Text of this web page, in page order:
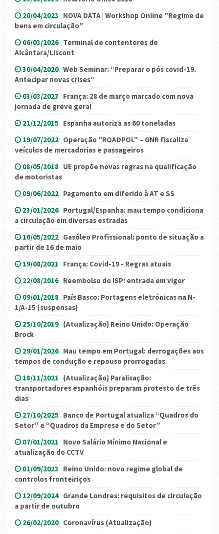
20/04/2023 NOVA DATA | Workshop Online "Regime de
bens em circulação"
06/03/2026 Terminal de contentores de
Alcântara/Liscont
30/04/2020 Web Seminar: “Preparar o pós covid-19.
Antecipar novas crises”
03/03/2023 França: 28 de março marcado com nova
jornada de greve geral
21/12/2015 Espanha autoriza as 60 toneladas
19/07/2022 Operação "ROADPOL" – GNR fiscaliza
veículos de mercadorias e passageiros
08/05/2018 UE propõe novas regras na qualificação
de motoristas
09/06/2022 Pagamento em diferido à AT e SS
23/01/2026 Portugal/Espanha: mau tempo condiciona
a circulação em diversas estradas
16/05/2022 Gasóleo Profissional: ponto de situação a
partir de 16 de maio
19/08/2021 França: Covid-19 - Regras atuais
22/08/2016 Reembolso do ISP: entrada em vigor
09/01/2018 País Basco: Portagens eletrónicas na N-
1/A-15 (suspensas)
25/10/2019 (Atualização) Reino Unido: Operação
Brock
29/01/2026 Mau tempo em Portugal: derrogações aos
tempos de condução e repouso prorrogadas
18/11/2021 (Atualização) Paralisação:
transportadores espanhóis preparam protesto de três
dias
27/10/2025 Banco de Portugal atualiza “Quadros do
Setor” e “Quadros da Empresa e do Setor”
07/01/2021 Novo Salário Mínimo Nacional e
atualização do CCTV
01/09/2023 Reino Unido: novo regime global de
controlos fronteiriços
12/09/2024 Grande Londres: requisitos de circulação
a partir de outubro
26/02/2020 Coronavírus (Atualização)